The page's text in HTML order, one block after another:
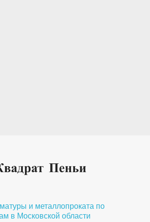
по
в Московской области